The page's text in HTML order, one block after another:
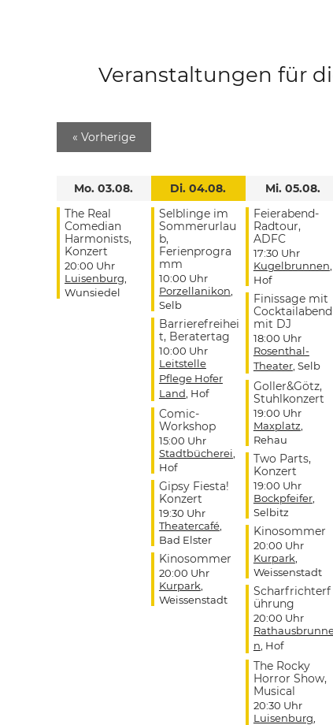
Veranstaltungen für
« Vorherige
Mo. 03.08.
The Real
Comedian
Harmonists,
Konzert
20:00 Uhr
Luisenburg,
Wunsiedel
Di. 04.08.
Selblinge im
Sommerurlau
b,
Ferienprogra
mm
10:00 Uhr
Porzellanikon,
Selb
Barrierefreihei
t, Beratertag
10:00 Uhr
Leitstelle
Pflege Hofer
Land, Hof
Comic-
Workshop
15:00 Uhr
Stadtbücherei,
Hof
Gipsy Fiesta!
Konzert
19:30 Uhr
Theatercafé,
Bad Elster
Kinosommer
20:00 Uhr
Kurpark,
Weissenstadt
Mi. 05.08.
Feierabend-
Radtour,
ADFC
17:30 Uhr
Kugelbrunnen,
Hof
Finissage mit
Cocktailabend
mit DJ
18:00 Uhr
Rosenthal-
Theater, Selb
Goller&Götz,
Stuhlkonzert
19:00 Uhr
Maxplatz,
Rehau
Two Parts,
Konzert
19:00 Uhr
Bockpfeifer,
Selbitz
Kinosommer
20:00 Uhr
Kurpark,
Weissenstadt
Scharfrichterf
ührung
20:00 Uhr
n, Hof
The Rocky
Horror Show,
Musical
20:30 Uhr
Luisenburg,